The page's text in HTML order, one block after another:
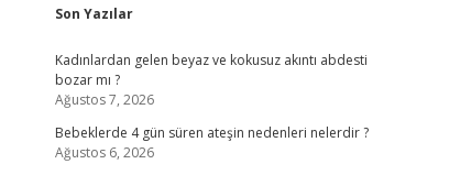
Sidebar
Son Yazılar
Kadınlardan gelen beyaz ve kokusuz akıntı abdesti
bozar mı ?
Ağustos 7, 2026
Bebeklerde 4 gün süren ateşin nedenleri nelerdir ?
Ağustos 6, 2026